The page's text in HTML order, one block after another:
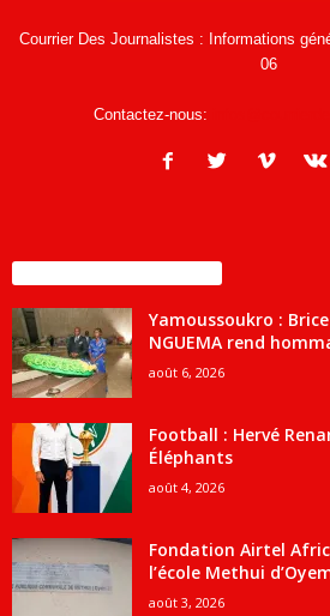
Courrier Des Journalistes : Informations
06
Contactez-nous:
Yamoussoukro :
NGUEMA rend
août 6, 2026
Football : Hervé
Éléphants
août 4, 2026
Fondation Airtel
l’école Methui
août 3, 2026